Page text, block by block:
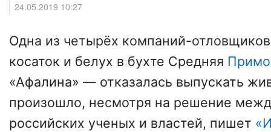
24.05.2019 10:27
Одна из четырёх компаний-
косаток и белух в бухте Средняя
«Афалина» ― отказалась выпускать
произошло, несмотря на решение
российских ученых и властей, пишет